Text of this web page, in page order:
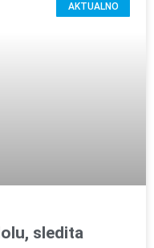
AKTUALNO
sledita